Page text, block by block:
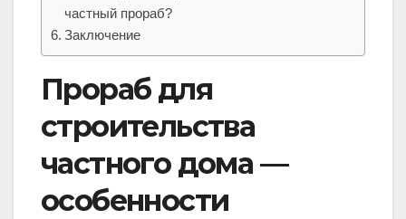
частный прораб?
Заключение
Прораб для
строительства
частного дома —
особенности